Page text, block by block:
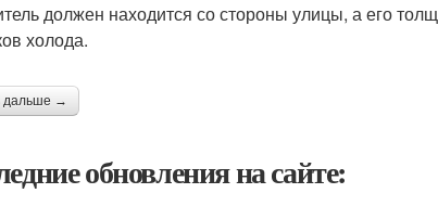
должен находится со стороны улицы, а его
холода.
дальше →
обновления на сайте: